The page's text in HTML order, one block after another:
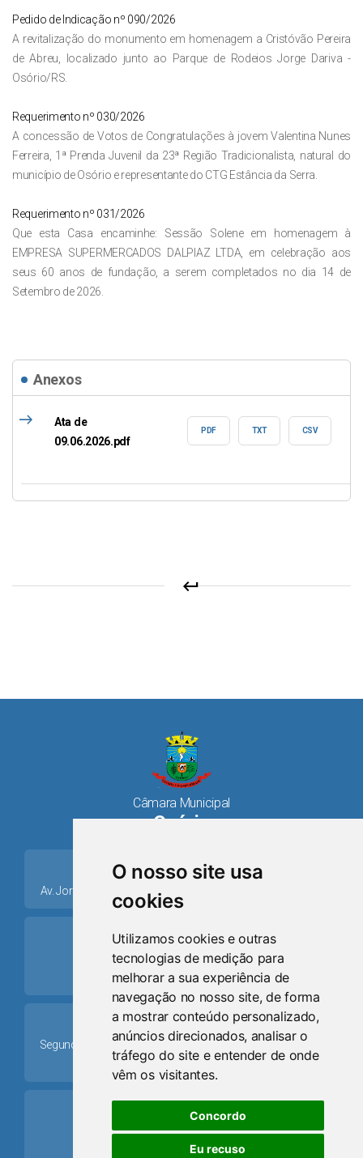
O nosso site usa
cookies
Utilizamos cookies e outras
tecnologias de medição para
melhorar a sua experiência de
navegação no nosso site, de forma
a mostrar conteúdo personalizado,
anúncios direcionados, analisar o
tráfego do site e entender de onde
vêm os visitantes.
Concordo
Eu recuso
Pedido de Indicação nº 090/2026
A revitalização do monumento em homenagem a Cristóvão Pereira
de Abreu, localizado junto ao Parque de Rodeios Jorge Dariva -
Osório/RS.
Requerimento nº 030/2026
A concessão de Votos de Congratulações à jovem Valentina Nunes
Ferreira, 1ª Prenda Juvenil da 23ª Região Tradicionalista, natural do
município de Osório e representante do CTG Estância da Serra.
Requerimento nº 031/2026
Que esta Casa encaminhe: Sessão Solene em homenagem à
EMPRESA SUPERMERCADOS DALPIAZ LTDA, em celebração aos
seus 60 anos de fundação, a serem completados no dia 14 de
Setembro de 2026.
Anexos
east
Ata de
09.06.2026.pdf
PDF TXT CSV
keyboard_return
Câmara Municipal
Osório
place
Av. Jorge Dariva, 1211, Centro CEP: 95520.000 - Osório/RS
ring_volume
Telefone
(51) 9 8024-0884
Schedule
Segunda-feira a Sexta-feira: 08h às 12h e das 13h30min às
17h30min
mail
Email
camaraosorio@gmail.com